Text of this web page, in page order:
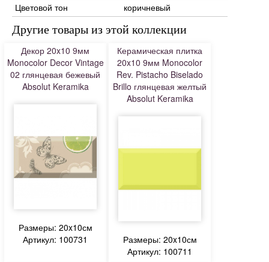
Цветовой тон
коричневый
Другие товары из этой коллекции
Декор 20x10 9мм
Monocolor Decor Vintage
02 глянцевая бежевый
Absolut Keramika
Размеры: 20x10см
Артикул: 100731
Керамическая плитка
20x10 9мм Monocolor
Rev. Pistacho Biselado
Brillo глянцевая желтый
Absolut Keramika
Размеры: 20x10см
Артикул: 100711